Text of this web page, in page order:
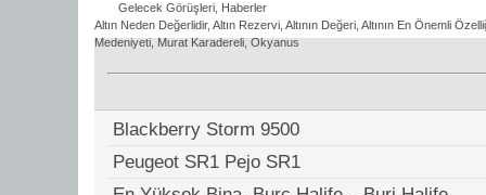
Gelecek Görüşleri Haberler
Altın Neden Değerlidir, Altın Rezervi Altının Değeri Altının En Önemli
Medeniyeti,Murat Karadereli,Okyanus
Blackberry Storm 9500
Peugeot SR1 Pejo SR1